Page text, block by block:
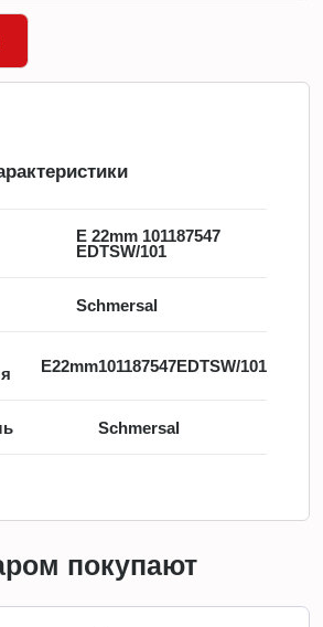
E 22mm 101187547
EDTSW/101
Schmersal
E22mm101187547EDTSW/101
Schmersal
покупают